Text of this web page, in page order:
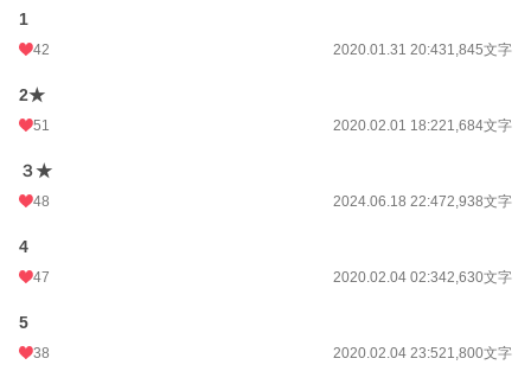
1
42 2020.01.31 20:431,845文字
2★
51 2020.02.01 18:221,684文字
３★
48 2024.06.18 22:472,938文字
4
47 2020.02.04 02:342,630文字
5
38 2020.02.04 23:521,800文字